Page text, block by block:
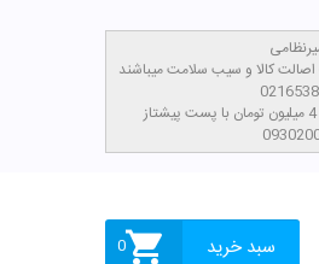
سبد خرید 0